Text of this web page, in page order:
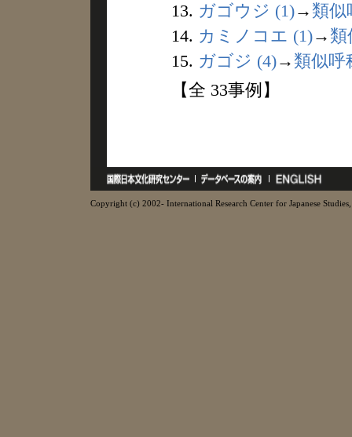
13. ガゴウジ (1)→ 類似
14. カミノコエ (1)→ 類
15. ガゴジ (4)→ 類似呼
【全 33事例】
Copyright (c) 2002- International Research Center for Japanese